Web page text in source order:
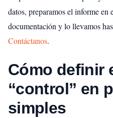
datos, preparamos el informe en
documentación y lo llevamos
Contáctanos.
Cómo definir
“control” en
simples